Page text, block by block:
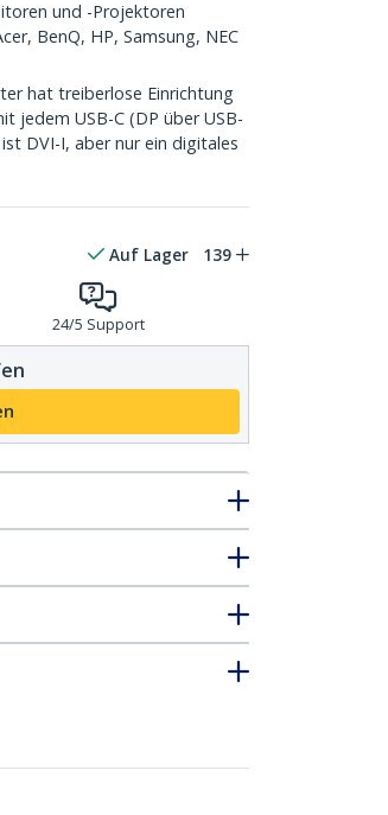
und -Projektoren
BenQ, HP, Samsung, NEC
hat treiberlose Einrichtung
jedem USB-C (DP über USB-
DVI-I, aber nur ein digitales
Auf Lager 139
24/5 Support